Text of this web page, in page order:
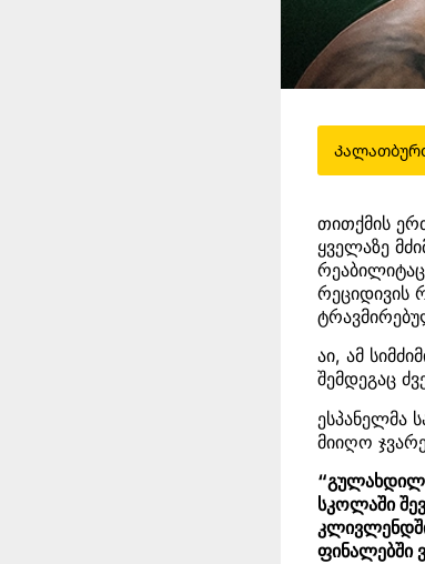
თითქმის
ყველაზე
რეციდივის
აი, ამ
შემდეგაც
ესპანელმა
მიიღო
სკოლაში
ფინალებში